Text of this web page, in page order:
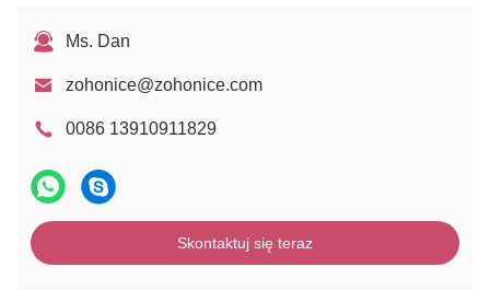
Ms. Dan
zohonice@zohonice.com
0086 13910911829
Skontaktuj się teraz